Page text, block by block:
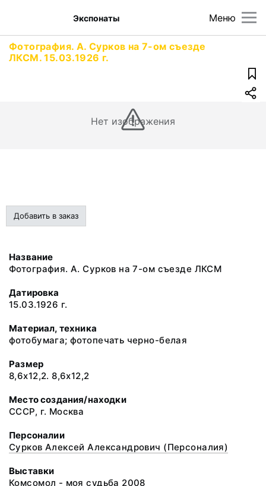
Меню
Экспонаты
Фотография. А. Сурков на 7-ом съезде
ЛКСМ. 15.03.1926 г.
Нет изображения
Добавить в заказ
Название
Фотография. А. Сурков на 7-ом съезде ЛКСМ
Датировка
15.03.1926 г.
Материал, техника
фотобумага; фотопечать черно-белая
Размер
8,6х12,2. 8,6х12,2
Место создания/находки
СССР, г. Москва
Персоналии
Сурков Алексей Александрович (Персоналия)
Выставки
Комсомол - моя судьба 2008